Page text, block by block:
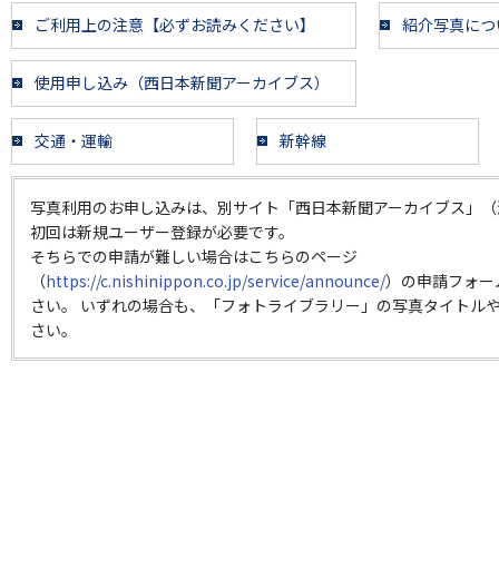
ご利用上の注意【必ずお読みください】 紹介写真に
使用申し込み（西日本新聞アーカイブス）
交通・運輸 新幹線
写真利用のお申し込みは、別サイト「西日本新聞アーカイブス」
初回は新規ユーザー登録が必要です。
そちらでの申請が難しい場合はこちらのページ
（https://c.nishinippon.co.jp/service/announce/）の申請フォ
さい。 いずれの場合も、「フォトライブラリー」の写真タイトル
さい。